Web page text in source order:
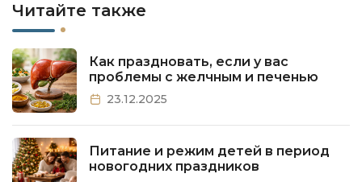
Читайте также
Как праздновать, если у вас
проблемы с желчным и печенью
23.12.2025
Питание и режим детей в период
новогодних праздников